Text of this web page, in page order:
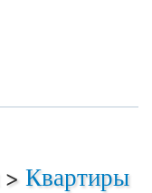
> Квартиры